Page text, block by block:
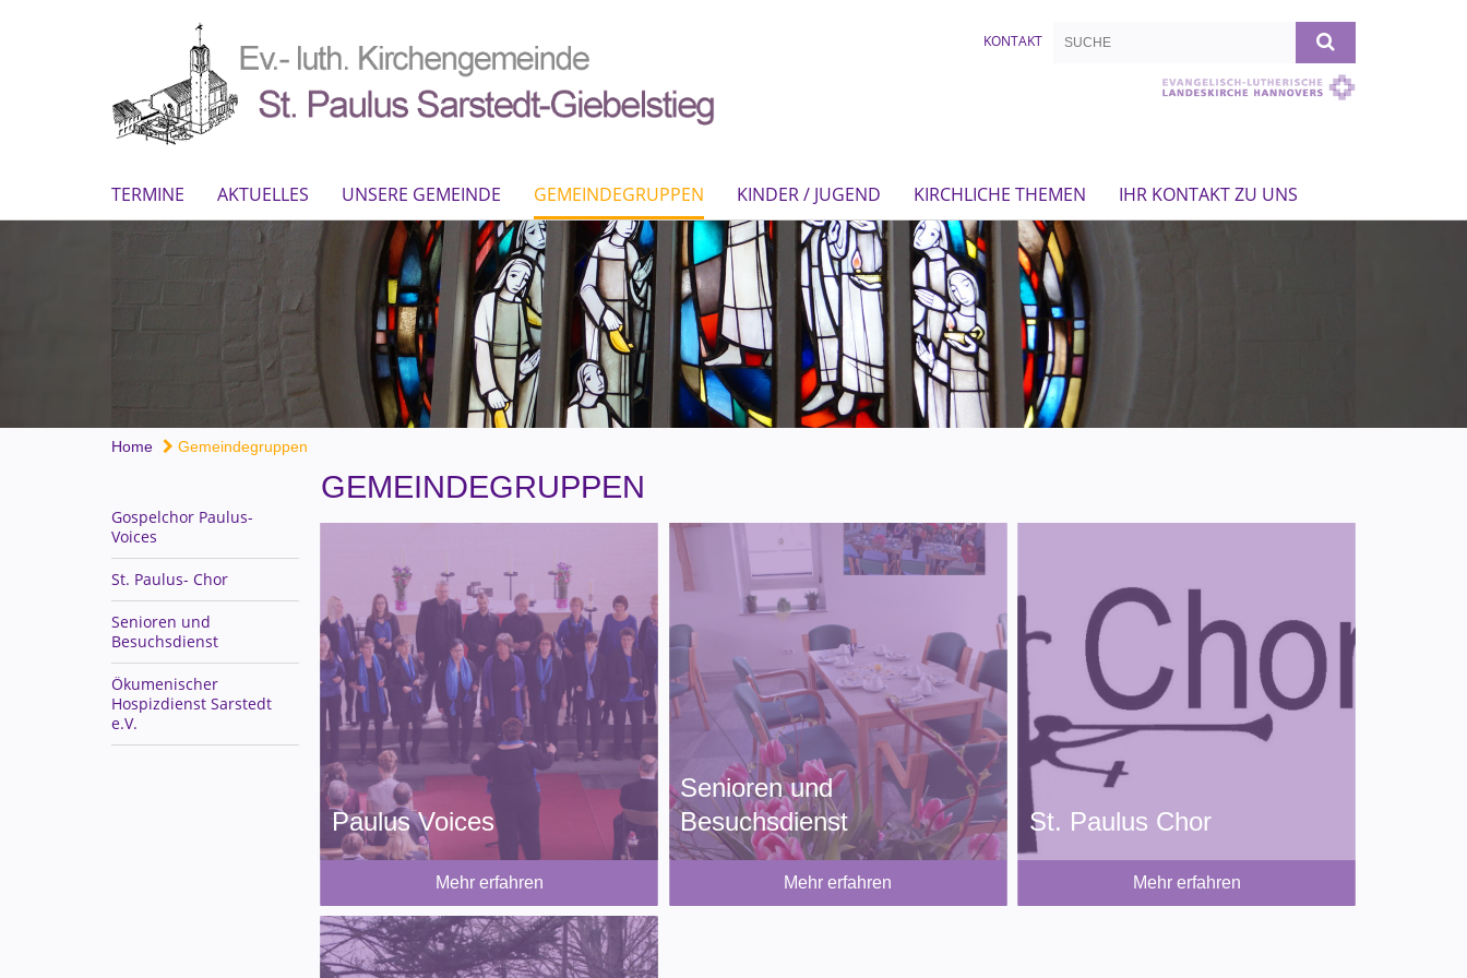
KONTAKT
TERMINE AKTUELLES UNSERE GEMEINDE GEMEINDEGRUPPEN KINDER / JUGEND KIRCHLICHE THEMEN IHR KONTAKT ZU UNS
Home Gemeindegruppen
Gospelchor Paulus-
Voices
St. Paulus- Chor
Senioren und
Besuchsdienst
Ökumenischer
Hospizdienst Sarstedt
e.V.
GEMEINDEGRUPPEN
Paulus Voices
Mehr erfahren
Senioren und
Besuchsdienst
Mehr erfahren
St. Paulus Chor
Mehr erfahren